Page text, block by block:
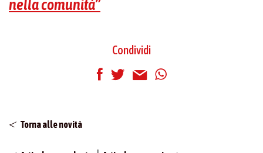
nella comunità”
Condividi
Torna alle novità